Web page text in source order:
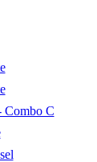
Combo C